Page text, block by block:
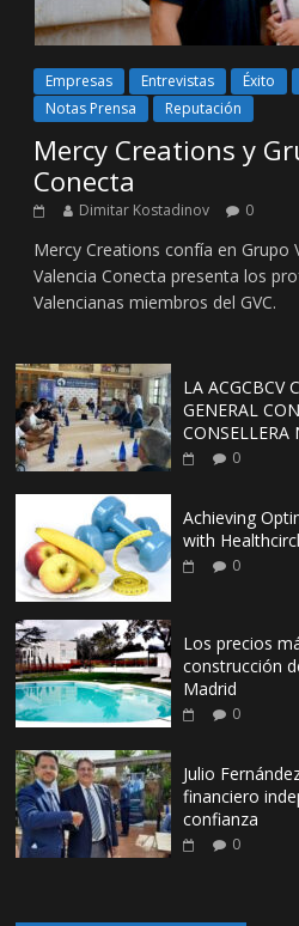
Empresas Entrevistas Éxito
Notas Prensa
Reputación
Mercy Creations y
Conecta
Dimitar Kostadinov 0
Mercy Creations confía en Grupo
Valencia Conecta presenta los
Valencianas miembros del GVC.
LA ACGCBCV
GENERAL
CONSELLERA
0
Achieving
with
0
Los precios
construcción
Madrid
0
Julio
financiero
confianza
0